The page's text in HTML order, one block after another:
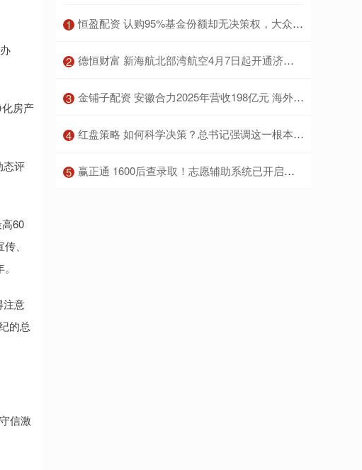
房产
态评
60
、
注意
的总
信激
1 ​恒盈配资 认购95%基金份额却无决策权，大众公用1.9亿元投资引上交所紧急问询
2 ​德恒财富 新海航北部湾航空4月7日起开通济南=桂林=河内国际航线
3 ​金铺子配资 安徽合力2025年营收198亿元 海外业务占比提升至44%
4 ​红盘策略 如何科学决策？总书记强调这一根本遵循
5 ​赢正通 1600后查录取！志愿辅助系统已开启，仅今天可生成志愿预填表_考生_山东省_高考